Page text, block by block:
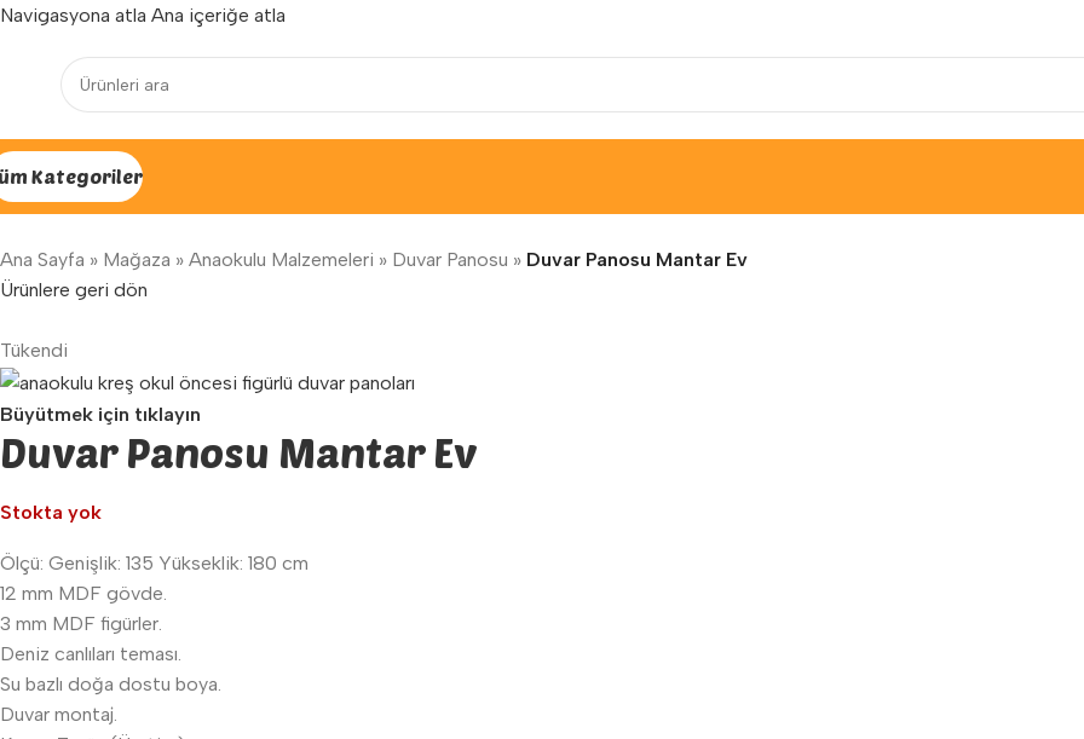
Navigasyona atla Ana içeriğe atla
Yenilenen arayüzümüz ile hizmetinizdeyiz...
Kategoriler
Ana Sayfa » Mağaza » Anaokulu Malzemeleri » Duvar Panosu » Duvar Panosu Mantar Ev
Ürünlere geri dön
Tükendi
Büyütmek için tıklayın
Duvar Panosu Mantar Ev
Stokta yok
Ölçü: Genişlik: 135 Yükseklik: 180 cm
12 mm MDF gövde.
3 mm MDF figürler.
Deniz canlıları teması.
Su bazlı doğa dostu boya.
Duvar montaj.